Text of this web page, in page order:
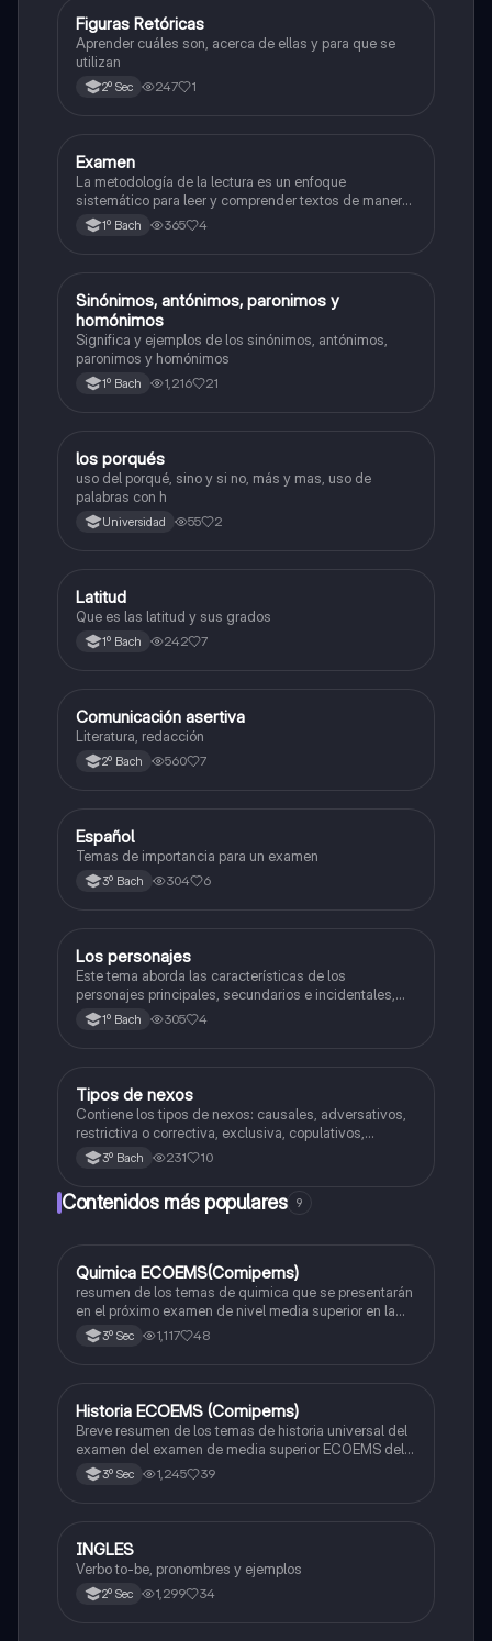
Literatura
Figuras Retóricas
Aprender cuáles son, acerca de ellas y para que se
utilizan
2º Sec 247 1
Literatura
Examen
La metodología de la lectura es un enfoque
sistemático para leer y comprender textos de manera
efectiva. A continuación, te presento una descripción
detallada de la metodología de la lectura
1º Bach 365 4
Taller de lectura y redacción
Sinónimos, antónimos, paronimos y
homónimos
Significa y ejemplos de los sinónimos, antónimos,
paronimos y homónimos
1º Bach 1,216 21
Taller de lectura y redacción
los porqués
uso del porqué, sino y si no, más y mas, uso de
palabras con h
Universidad 55 2
Literatura
Latitud
Que es las latitud y sus grados
1º Bach 242 7
Literatura
Comunicación asertiva
Literatura, redacción
2º Bach 560 7
Inglés
Español
Temas de importancia para un examen
3º Bach 304 6
Taller de lectura y redacción
Los personajes
Este tema aborda las características de los
personajes principales, secundarios e incidentales,
además de el protagonista y antagonista, más la
psicología del personaje, todo esto resumido
1º Bach 305 4
Literatura
Tipos de nexos
Contiene los tipos de nexos: causales, adversativos,
restrictiva o correctiva, exclusiva, copulativos,
copulativos intensos y disyuntivos.
3º Bach 231 10
Contenidos más populares 9
Química
Quimica ECOEMS(Comipems)
resumen de los temas de quimica que se presentarán
en el próximo examen de nivel media superior en la
zona metropolitana de el valle de México
3º Sec 1,117 48
Historia
Historia ECOEMS (Comipems)
Breve resumen de los temas de historia universal del
examen del examen de media superior ECOEMS del
valle de México
3º Sec 1,245 39
Inglés
INGLES
Verbo to-be, pronombres y ejemplos
2º Sec 1,299 34